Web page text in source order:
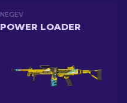
NEGEV
POWER LOADER